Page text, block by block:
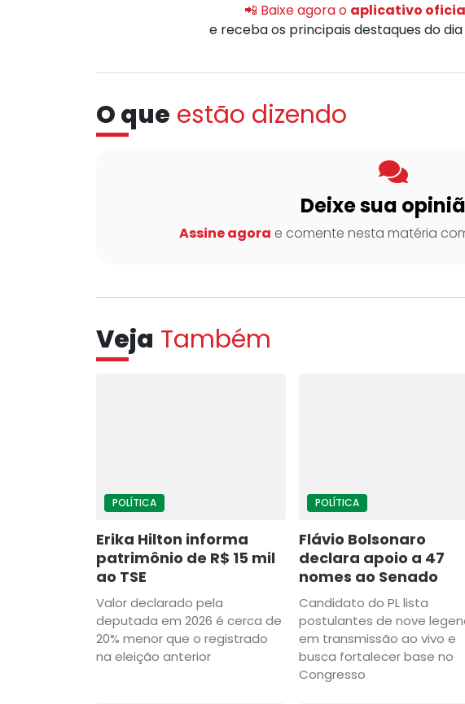
📲 Baixe agora o aplicativo
e receba os principais destaques do
O que estão dizendo
Deixe sua
Assine agora e comente nesta matéria
Veja Também
POLÍTICA
Erika Hilton informa
patrimônio de R$ 15 mil
ao TSE
Valor declarado pela
deputada em 2026 é cerca de
20% menor que o registrado
na eleição anterior
POLÍTICA
Flávio Bolsonaro
declara apoio a 47
nomes ao Senado
Candidato do PL lista
postulantes de nove
em transmissão ao vivo e
busca fortalecer base no
Congresso